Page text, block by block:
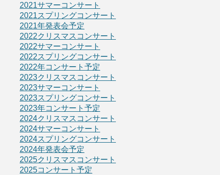
2021サマーコンサート
2021スプリングコンサート
2021年発表会予定
2022クリスマスコンサート
2022サマーコンサート
2022スプリングコンサート
2022年コンサート予定
2023クリスマスコンサート
2023サマーコンサート
2023スプリングコンサート
2023年コンサート予定
2024クリスマスコンサート
2024サマーコンサート
2024スプリングコンサート
2024年発表会予定
2025クリスマスコンサート
2025コンサート予定